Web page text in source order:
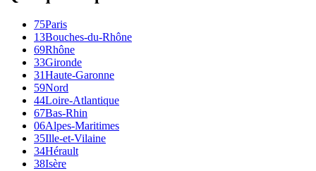
75Paris
13Bouches-du-Rhône
69Rhône
33Gironde
31Haute-Garonne
59Nord
44Loire-Atlantique
67Bas-Rhin
06Alpes-Maritimes
35Ille-et-Vilaine
34Hérault
38Isère